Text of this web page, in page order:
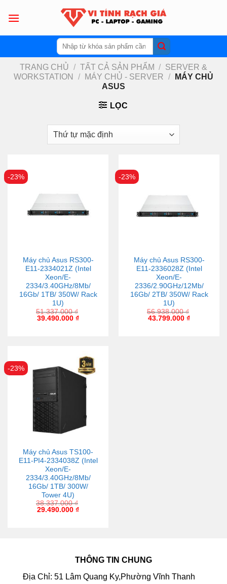
Tìm
kiếm:
TRANG CHỦ / TẤT CẢ SẢN PHẨM / SERVER &
WORKSTATION
/ MÁY CHỦ - SERVER /
MÁY CHỦ
ASUS
LỌC
-23%
Máy chủ Asus RS300-
E11-2334021Z (Intel
Xeon/E-
2334/3.40GHz/8Mb/
16Gb/ 1TB/ 350W/ Rack
1U)
51.337.000₫
39.490.000 ₫
-23%
Máy chủ Asus RS300-
E11-2336028Z (Intel
Xeon/E-
2336/2.90GHz/12Mb/
16Gb/ 2TB/ 350W/ Rack
1U)
56.938.000₫
43.799.000 ₫
-23%
Máy chủ Asus TS100-
E11-PI4-2334038Z (Intel
Xeon/E-
2334/3.40GHz/8Mb/
16Gb/ 1TB/ 300W/
Tower 4U)
38.337.000₫
29.490.000 ₫
THÔNG TIN CHUNG
Địa Chỉ: 51 Lâm Quang Ky,Phường Vĩnh Thanh